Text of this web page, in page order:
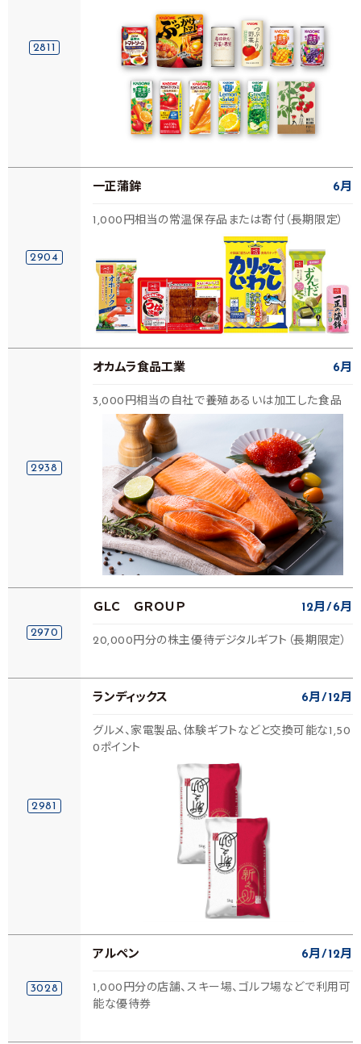
2811
2904
一正蒲鉾 6月
1,000円相当の常温保存品または寄付（長期限定）
2938
オカムラ食品工業 6月
3,000円相当の自社で養殖あるいは加工した食品
2970
ＧＬＣ ＧＲＯＵＰ 12月 6月
20,000円分の株主優待デジタルギフト（長期限定）
2981
ランディックス 6月 12月
グルメ、家電製品、体験ギフトなどと交換可能な1,50
0ポイント
3028
アルペン 6月 12月
1,000円分の店舗、スキー場、ゴルフ場などで利用可
能な優待券